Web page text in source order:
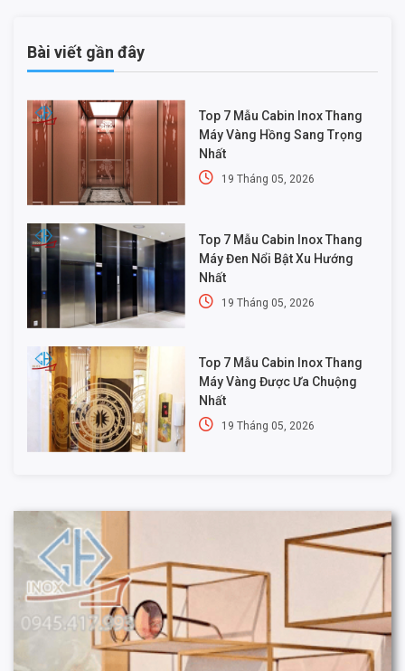
Bài viết gần đây
Top 7 Mẫu Cabin Inox Thang
Máy Vàng Hồng Sang Trọng
Nhất
19 Tháng 05, 2026
Top 7 Mẫu Cabin Inox Thang
Máy Đen Nổi Bật Xu Hướng
Nhất
19 Tháng 05, 2026
Top 7 Mẫu Cabin Inox Thang
Máy Vàng Được Ưa Chuộng
Nhất
19 Tháng 05, 2026